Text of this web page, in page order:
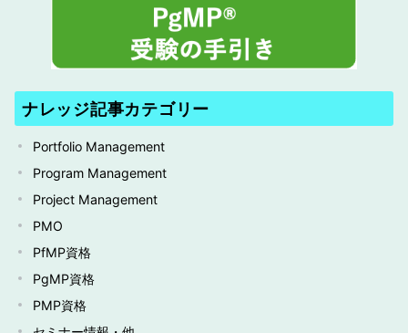
ナレッジ記事カテゴリー
Portfolio Management
Program Management
Project Management
PMO
PfMP資格
PgMP資格
PMP資格